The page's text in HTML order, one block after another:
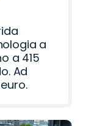
a
a 415
Ad